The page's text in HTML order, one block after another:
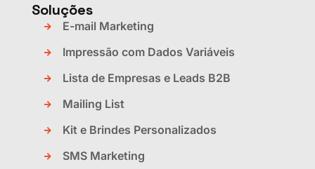
Soluções
E-mail Marketing
Impressão com Dados Variáveis
Lista de Empresas e Leads B2B
Mailing List
Kit e Brindes Personalizados
SMS Marketing